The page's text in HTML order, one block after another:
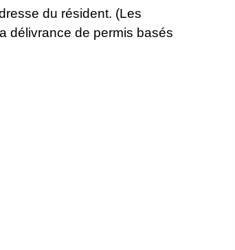
du résident. (Les
délivrance de permis basés